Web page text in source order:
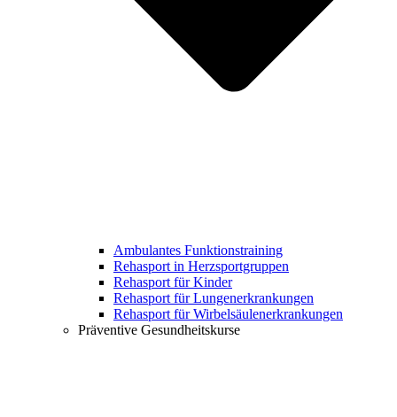
Ambulantes Funktionstraining
Rehasport in Herzsportgruppen
Rehasport für Kinder
Rehasport für Lungenerkrankungen
Rehasport für Wirbelsäulenerkrankungen
Präventive Gesundheitskurse